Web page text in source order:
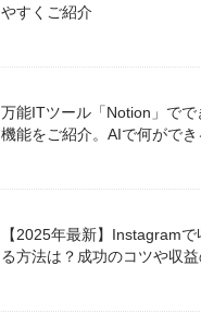
やすくご紹介
万能ITツール「Notion」でで
機能をご紹介。AIで何ができ
【2025年最新】Instagram
る方法は？成功のコツや収